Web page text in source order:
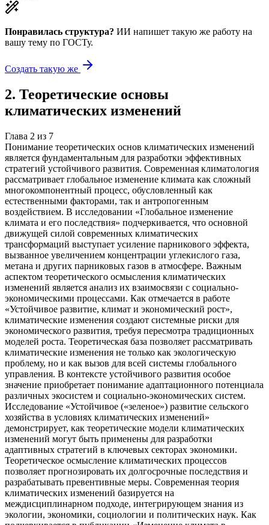
Понравилась структура? ИИ напишет такую же работу на
вашу тему по ГОСТу.
Создать такую же
2. Теоретические основы
климатических изменений
Глава 2 из 7
Понимание теоретических основ климатических изменений
является фундаментальным для разработки эффективных
стратегий устойчивого развития. Современная климатология
рассматривает глобальное изменение климата как сложный
многокомпонентный процесс, обусловленный как
естественными факторами, так и антропогенным
воздействием. В исследовании «Глобальное изменение
климата и его последствия» подчеркивается, что основной
движущей силой современных климатических
трансформаций выступает усиление парникового эффекта,
вызванное увеличением концентрации углекислого газа,
метана и других парниковых газов в атмосфере. Важным
аспектом теоретического осмысления климатических
изменений является анализ их взаимосвязи с социально-
экономическими процессами. Как отмечается в работе
«Устойчивое развитие, климат и экономический рост»,
климатические изменения создают системные риски для
экономического развития, требуя пересмотра традиционных
моделей роста. Теоретическая база позволяет рассматривать
климатические изменения не только как экологическую
проблему, но и как вызов для всей системы глобального
управления. В контексте устойчивого развития особое
значение приобретает понимание адаптационного потенциала
различных экосистем и социально-экономических систем.
Исследование «Устойчивое («зеленое») развитие сельского
хозяйства в условиях климатических изменений»
демонстрирует, как теоретические модели климатических
изменений могут быть применены для разработки
адаптивных стратегий в ключевых секторах экономики.
Теоретическое осмысление климатических процессов
позволяет прогнозировать их долгосрочные последствия и
разрабатывать превентивные меры. Современная теория
климатических изменений базируется на
междисциплинарном подходе, интегрирующем знания из
экологии, экономики, социологии и политических наук. Как